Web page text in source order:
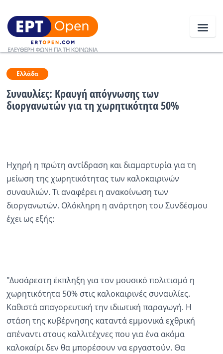
Ειδήσεις
Ελλάδα
Οικονομία
Αθλητικά
Κόσμος
Εκπομπές
Πολιτισμός
Ελλάδα
Συναυλίες: Κραυγή απόγνωσης των
διοργανωτών για τη χωρητικότητα 50%
Ηχηρή η πρώτη αντίδραση και διαμαρτυρία για τη
μείωση της χωρητικότητας των καλοκαιρινών
συναυλιών. Τι αναφέρει η ανακοίνωση των
διοργανωτών. Ολόκληρη η ανάρτηση του Συνδέσμου
έχει ως εξής:
"Δυσάρεστη έκπληξη για τον μουσικό πολιτισμό η
χωρητικότητα 50% στις καλοκαιρινές συναυλίες.
Καθιστά απαγορευτική την ιδιωτική παραγωγή. Η
στάση της κυβέρνησης καταντά εμμονικά εχθρική
απέναντι στους καλλιτέχνες που για ένα ακόμα
καλοκαίρι δεν θα μπορέσουν να εργαστούν. Θα